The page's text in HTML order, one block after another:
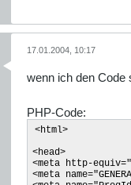
17.01.2004, 10:17
wenn ich den Code
PHP-Code:
<html>
<head>
<meta http-
<meta